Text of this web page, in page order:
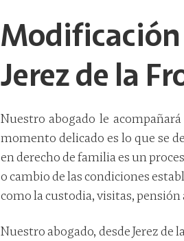
Jerez de la
Nuestro abogado le
momento delicado es lo que se
en derecho de familia es un
o cambio de las condiciones
como la custodia, visitas,
Nuestro abogado, desde Jerez